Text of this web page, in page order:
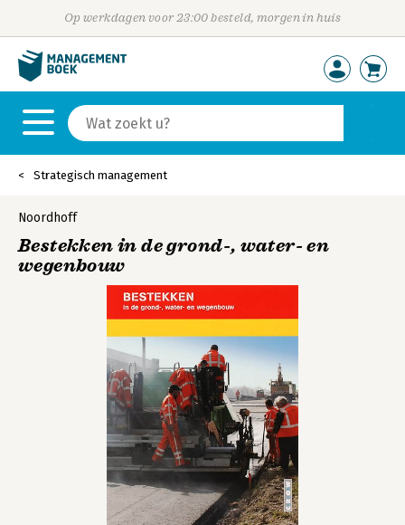
Op werkdagen voor 23:00 besteld, morgen in huis
Strategisch management
Noordhoff
Bestekken in de grond-, water- en
wegenbouw